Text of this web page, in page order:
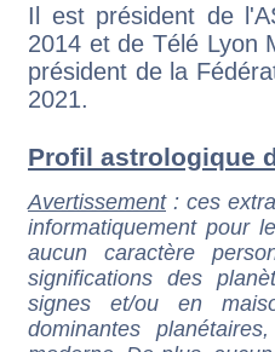
Il est président de
2014 et de Télé Lyon
président de la
2021.
Profil astrologique
Avertissement: ces
informatiquement pour
aucun caractère
significations des
signes et/ou en
dominantes